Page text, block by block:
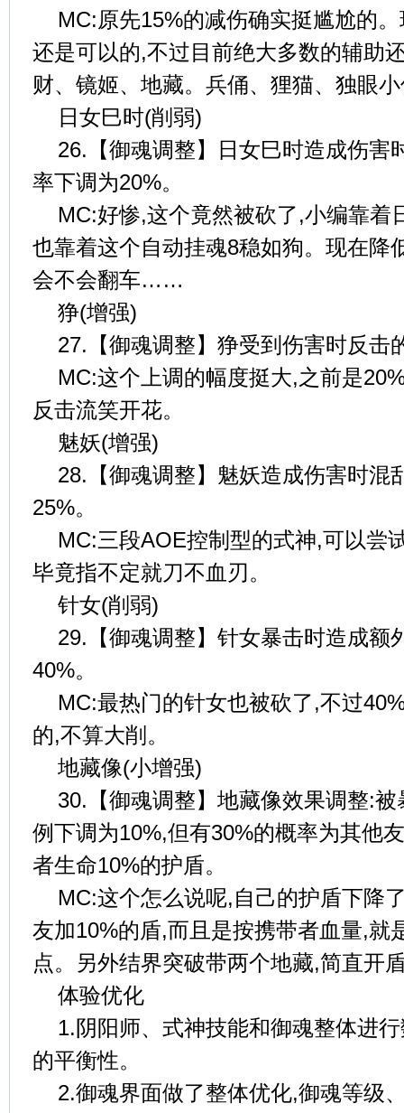
MC:原先15%的减伤确实挺尴尬的
还是可以的,不过目前绝大多数的辅助
财、镜姬、地藏。兵俑、狸猫、独眼
日女巳时(削弱)
26.【御魂调整】日女巳时造成伤害
率下调为20%。
MC:好惨,这个竟然被砍了,小编靠着
也靠着这个自动挂魂8稳如狗。现在降
会不会翻车……
狰(增强)
27.【御魂调整】狰受到伤害时反击
MC:这个上调的幅度挺大,之前是
反击流笑开花。
魅妖(增强)
28.【御魂调整】魅妖造成伤害时混
25%。
MC:三段AOE控制型的式神,可以
毕竟指不定就刀不血刃。
针女(削弱)
29.【御魂调整】针女暴击时造成额
40%。
MC:最热门的针女也被砍了,不过
的,不算大削。
地藏像(小增强)
30.【御魂调整】地藏像效果调整:
例下调为10%,但有30%的概率为其他
者生命10%的护盾。
MC:这个怎么说呢,自己的护盾下降
友加10%的盾,而且是按携带者血量,就
点。另外结界突破带两个地藏,简直开
体验优化
1.阴阳师、式神技能和御魂整体进
的平衡性。
2.御魂界面做了整体优化,御魂等级